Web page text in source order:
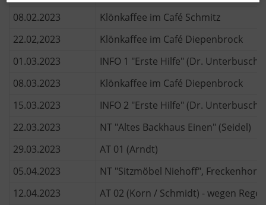
08.02.2023
Klönkaffee im Café Schmitz
22.02,2023
Klönkaffee im Café Diepenbrock
01.03.2023
INFO 1 "Erste Hilfe" (Dr. Unterbusch
08.03.2023
Klönkaffee im Café Diepenbrock
15.03.2023
INFO 2 "Erste Hilfe" (Dr. Unterbusch
22.03.2023
NT "Altes Backhaus Einen" (Seidel)
29.03.2023
AT 01 (Arndt)
05.04.2023
NT "Sitzmöbel Niehoff",
12.04.2023
AT 02 (Korn / Schmidt) - wegen